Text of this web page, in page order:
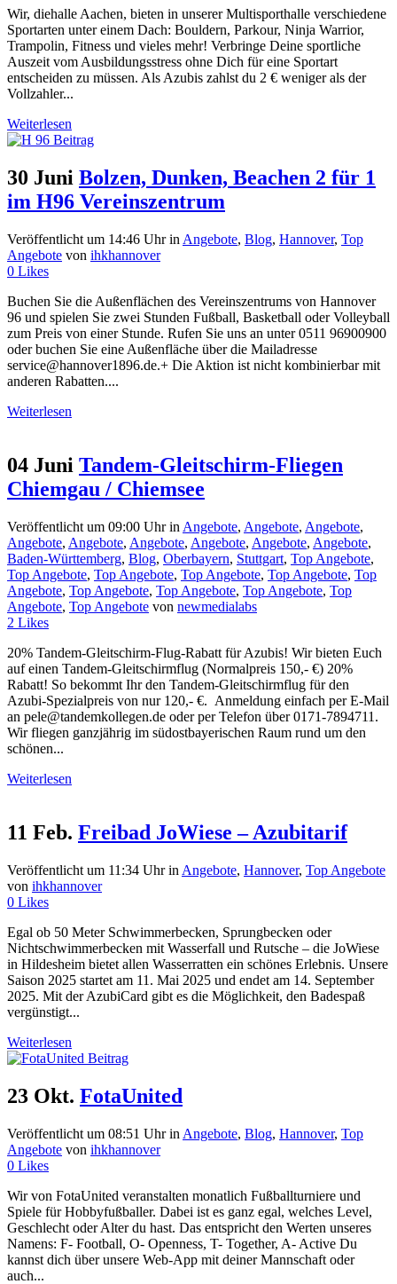
Wir, diehalle Aachen, bieten in unserer Multisporthalle verschiedene
Sportarten unter einem Dach: Bouldern, Parkour, Ninja Warrior,
Trampolin, Fitness und vieles mehr! Verbringe Deine sportliche
Auszeit vom Ausbildungsstress ohne Dich für eine Sportart
entscheiden zu müssen. Als Azubis zahlst du 2 € weniger als der
Vollzahler...
Weiterlesen
30 Juni Bolzen, Dunken, Beachen 2 für 1
im H96 Vereinszentrum
Veröffentlicht um 14:46 Uhrin Angebote, Blog, Hannover, Top
Angebote von ihkhannover
0 Likes
Buchen Sie die Außenflächen des Vereinszentrums von Hannover
96 und spielen Sie zwei Stunden Fußball, Basketball oder Volleyball
zum Preis von einer Stunde. Rufen Sie uns an unter 0511 96900900
oder buchen Sie eine Außenfläche über die Mailadresse
service@hannover1896.de.+ Die Aktion ist nicht kombinierbar mit
anderen Rabatten....
Weiterlesen
04 Juni Tandem-Gleitschirm-Fliegen
Chiemgau / Chiemsee
Veröffentlicht um 09:00 Uhrin Angebote, Angebote, Angebote,
Angebote, Angebote, Angebote, Angebote, Angebote, Angebote,
Baden-Württemberg, Blog, Oberbayern, Stuttgart, Top Angebote,
Top Angebote, Top Angebote, Top Angebote, Top Angebote, Top
Angebote, Top Angebote, Top Angebote, Top Angebote, Top
Angebote, Top Angebote von newmedialabs
2 Likes
20% Tandem-Gleitschirm-Flug-Rabatt für Azubis! Wir bieten Euch
auf einen Tandem-Gleitschirmflug (Normalpreis 150,- €) 20%
Rabatt! So bekommt Ihr den Tandem-Gleitschirmflug für den
Azubi-Spezialpreis von nur 120,- €. Anmeldung einfach per E-Mail
an pele@tandemkollegen.de oder per Telefon über 0171-7894711.
Wir fliegen ganzjährig im südostbayerischen Raum rund um den
schönen...
Weiterlesen
11 Feb. Freibad JoWiese – Azubitarif
Veröffentlicht um 11:34 Uhrin Angebote, Hannover, Top Angebote
von ihkhannover
0 Likes
Egal ob 50 Meter Schwimmerbecken, Sprungbecken oder
Nichtschwimmerbecken mit Wasserfall und Rutsche – die JoWiese
in Hildesheim bietet allen Wasserratten ein schönes Erlebnis. Unsere
Saison 2025 startet am 11. Mai 2025 und endet am 14. September
2025. Mit der AzubiCard gibt es die Möglichkeit, den Badespaß
vergünstigt...
Weiterlesen
23 Okt. FotaUnited
Veröffentlicht um 08:51 Uhrin Angebote, Blog, Hannover, Top
Angebote von ihkhannover
0 Likes
Wir von FotaUnited veranstalten monatlich Fußballturniere und
Spiele für Hobbyfußballer. Dabei ist es ganz egal, welches Level,
Geschlecht oder Alter du hast. Das entspricht den Werten unseres
Namens: F- Football, O- Openness, T- Together, A- Active Du
kannst dich über unsere Web-App mit deiner Mannschaft oder
auch...